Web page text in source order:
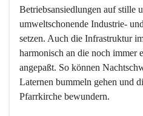
Betriebsansiedlungen auf stille
umweltschonende Industrie-
setzen. Auch die Infrastruktur
harmonisch an die noch immer
angepaßt. So können
Laternen bummeln gehen und
Pfarrkirche bewundern.